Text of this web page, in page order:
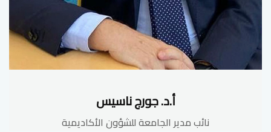
أ.د. جورج ناسيس
نائب مدير الجامعة للشؤون الأكاديمية